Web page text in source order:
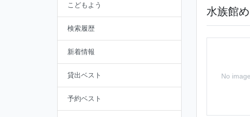
こどもよう
検索履歴
新着情報
貸出ベスト
予約ベスト
水族館
No image